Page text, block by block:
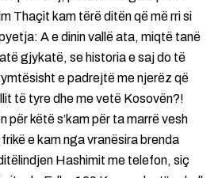
Thaçit kam tërë ditën që më rri si
A e dinin vallë ata, miqtë tanë
gjykatë, se historia e saj do të
e padrejtë me njerëz që
të tyre dhe me vetë Kosovën?!
për këtë s’kam për ta marrë vesh
e kam nga vranësira brenda
Hashimit me telefon, siç